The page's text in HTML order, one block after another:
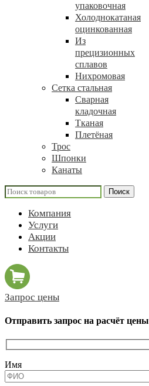
упаковочная
Холоднокатаная
оцинкованная
Из
прецизионных
сплавов
Нихромовая
Сетка стальная
Сварная
кладочная
Тканая
Плетёная
Трос
Шпонки
Канаты
Поиск
Компания
Услуги
Акции
Контакты
Запрос цены
Отправить запрос на расчёт цены
Имя